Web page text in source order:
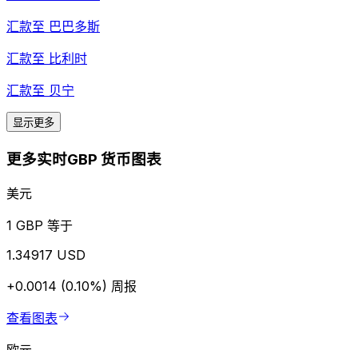
汇款至 巴巴多斯
汇款至 比利时
汇款至 贝宁
显示更多
更多实时GBP 货币图表
美元
1 GBP 等于
1.34917 USD
+0.0014 (0.10%) 周报
查看图表